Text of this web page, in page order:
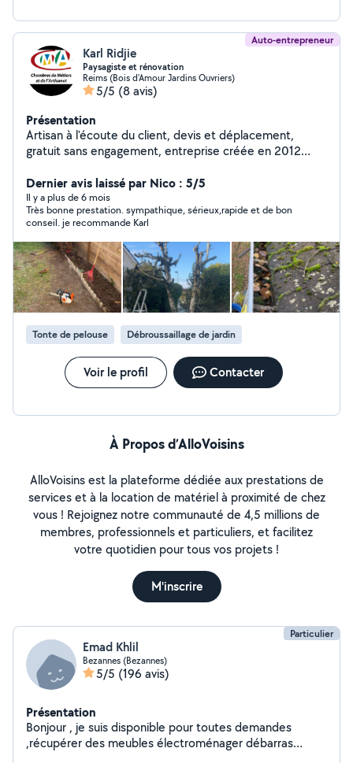
Auto-entrepreneur
Karl Ridjie
Paysagiste et rénovation
Reims (Bois d'Amour Jardins Ouvriers)
5/5 (8 avis)
Présentation
Artisan à l'écoute du client, devis et déplacement,
gratuit sans engagement, entreprise créée en 2012
Dernier avis laissé par Nico : 5/5
Il y a plus de 6 mois
Très bonne prestation. sympathique, sérieux,rapide et de bon
conseil. je recommande Karl
Tonte de pelouse Débroussaillage de jardin
Voir le profil Contacter
À Propos d’AlloVoisins
AlloVoisins est la plateforme dédiée aux prestations de
services et à la location de matériel à proximité de chez
vous ! Rejoignez notre communauté de 4,5 millions de
membres, professionnels et particuliers, et facilitez
votre quotidien pour tous vos projets !
M'inscrire
Particulier
Emad Khlil
Bezannes (Bezannes)
5/5 (196 avis)
Présentation
Bonjour , je suis disponible pour toutes demandes
,récupérer des meubles électroménager débarras